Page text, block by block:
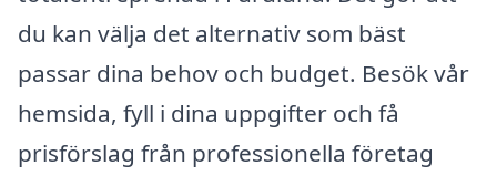
du kan välja det alternativ som bäst
passar dina behov och budget. Besök vår
hemsida, fyll i dina uppgifter och få
prisförslag från professionella företag